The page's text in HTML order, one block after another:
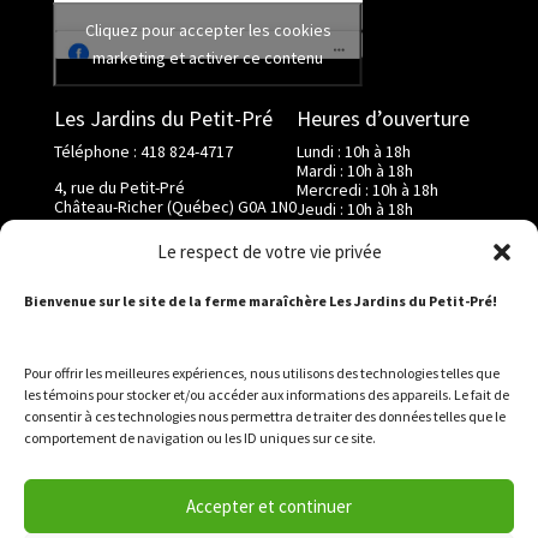
Le respect de votre vie privée
Bienvenue sur le site de la ferme maraîchère Les Jardins du Petit-Pré!
Pour offrir les meilleures expériences, nous utilisons des technologies telles que
les témoins pour stocker et/ou accéder aux informations des appareils. Le fait de
consentir à ces technologies nous permettra de traiter des données telles que le
comportement de navigation ou les ID uniques sur ce site.
Accepter et continuer
Cliquez pour accepter les cookies
marketing et activer ce contenu
Les Jardins du Petit-Pré
Téléphone : 418 824-4717
4, rue du Petit-Pré
Château-Richer (Québec) G0A 1N0
info@lesjardinsdupetitpre.com
Heures d’ouverture
Lundi : 10h à 18h
Mardi : 10h à 18h
Mercredi : 10h à 18h
Jeudi : 10h à 18h
Samedi : 9h à 17h
Dimanche : 9h à 17h
NOTRE FERME
NOS PRODUITS
GALERIE PHOTOS
ACTUALITÉ
NOUS JOINDRE
POLITIQUE DE TÉMOINS (CA)